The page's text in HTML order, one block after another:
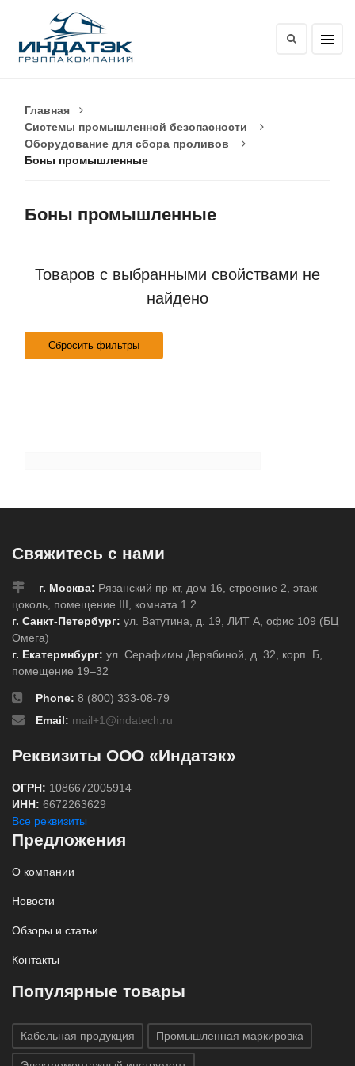
Главная
Системы промышленной безопасности
Оборудование для сбора проливов
Боны промышленные
Боны промышленные
Товаров с выбранными свойствами не
найдено
Сбросить фильтры
Свяжитесь с нами
г. Москва: Рязанский пр-кт, дом 16, строение 2, этаж
цоколь, помещение III, комната 1.2
г. Санкт-Петербург: ул. Ватутина, д. 19, ЛИТ А, офис 109 (БЦ
Омега)
г. Екатеринбург: ул. Серафимы Дерябиной, д. 32, корп. Б,
помещение 19–32
Phone: 8 (800) 333-08-79
Email: mail+1@indatech.ru
Реквизиты ООО «Индатэк»
ОГРН: 1086672005914
ИНН: 6672263629
Все реквизиты
Предложения
О компании
Новости
Обзоры и статьи
Контакты
Популярные товары
Кабельная продукция Промышленная маркировка